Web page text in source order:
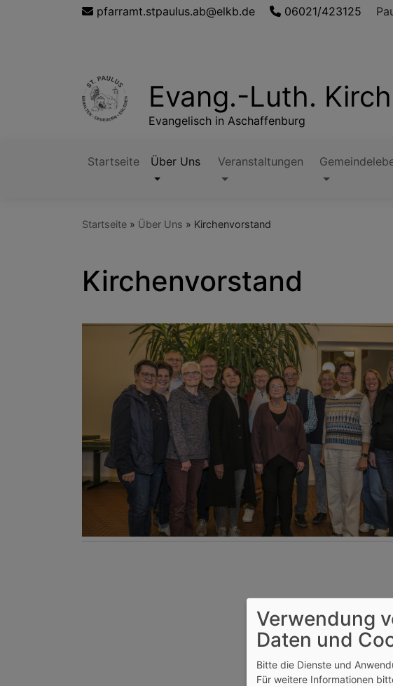
pfarramt.stpaulus.ab@elkb.de 06021/423125
Evang.-Luth.
Evangelisch in Aschaffenburg
Hauptnavigation
Startseite Über Uns Veranstaltungen
Startseite Über Uns Kirchenvorstand
Kirchenvorstand
Verwendung
Daten und
Bitte die Dienste und
Für weitere Informationen